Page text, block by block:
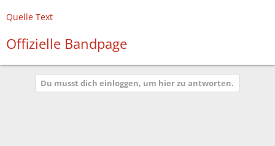
Quelle Text
Offizielle Bandpage
Du musst dich einloggen, um hier zu antworten.